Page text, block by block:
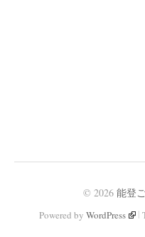
© 2026 能登
Powered byWordPress |